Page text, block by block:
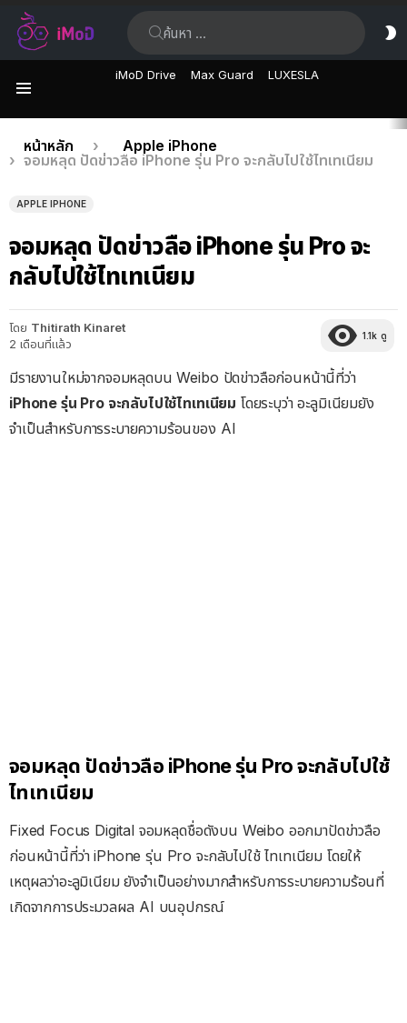
iMoD Drive Max Guard LUXESLA
เรื่อง
ล่าสุด
คุณอยู่ที่นี่:
หน้าหลัก
Apple iPhone
จอมหลุด ปัดข่าวลือ iPhone รุ่น Pro จะกลับไปใช้ไทเทเนียม
APPLE IPHONE
จอมหลุด ปัดข่าวลือ iPhone รุ่น Pro จะ
กลับไปใช้ไทเทเนียม
โดย Thitirath Kinaret
2 เดือนที่แล้ว
1.1k ดู
มีรายงานใหม่จากจอมหลุดบน Weibo ปัดข่าวลือก่อนหน้านี้ที่ว่า
iPhone รุ่น Pro จะกลับไปใช้ไทเทเนียม โดยระบุว่า อะลูมิเนียมยัง
จำเป็นสำหรับการระบายความร้อนของ AI
จอมหลุด ปัดข่าวลือ iPhone รุ่น Pro จะกลับไปใช้
ไทเทเนียม
Fixed Focus Digital จอมหลุดชื่อดังบน Weibo ออกมาปัดข่าวลือ
ก่อนหน้านี้ที่ว่า iPhone รุ่น Pro จะกลับไปใช้ ไทเทเนียม โดยให้
เหตุผลว่าอะลูมิเนียม ยังจำเป็นอย่างมากสำหรับการระบายความร้อนที่
เกิดจากการประมวลผล AI บนอุปกรณ์